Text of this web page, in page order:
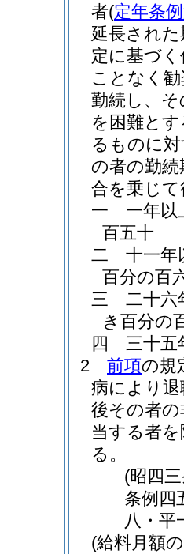
者(定年条
延長され
定に基づ
ことなく
勤続し、
を困難と
るものに
の者の勤続
合を乗じ
一
一年以
百五十
二
十一年
百分の百
三
二十六
き百分の
四
三十五
2
前項の規
病により
後その者
当する者
る。
(昭四
条例四
八・平
(給料月額